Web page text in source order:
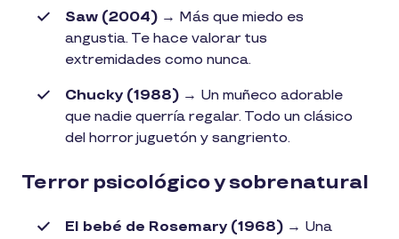
Saw (2004) → Más que miedo es
angustia. Te hace valorar tus
extremidades como nunca.
Chucky (1988) → Un muñeco adorable
que nadie querría regalar. Todo un clásico
del horror juguetón y sangriento.
Terror psicológico y sobrenatural
El bebé de Rosemary (1968) → Una